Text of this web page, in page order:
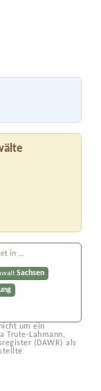
in ...
Sachsen
um ein
Trute-Lahmann,
(DAWR) als